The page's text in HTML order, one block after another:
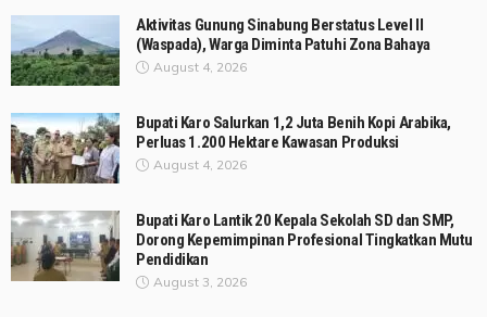
Aktivitas Gunung Sinabung Berstatus Level II
(Waspada), Warga Diminta Patuhi Zona Bahaya
August 4, 2026
Bupati Karo Salurkan 1,2 Juta Benih Kopi Arabika,
Perluas 1.200 Hektare Kawasan Produksi
August 4, 2026
Bupati Karo Lantik 20 Kepala Sekolah SD dan SMP,
Dorong Kepemimpinan Profesional Tingkatkan Mutu
Pendidikan
August 3, 2026